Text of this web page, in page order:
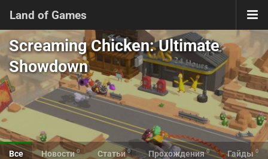
Land of Games
Screaming Chicken: Ultimate
Showdown
Все Новости 0 Статьи 0 Прохождения 0 Гайды 0